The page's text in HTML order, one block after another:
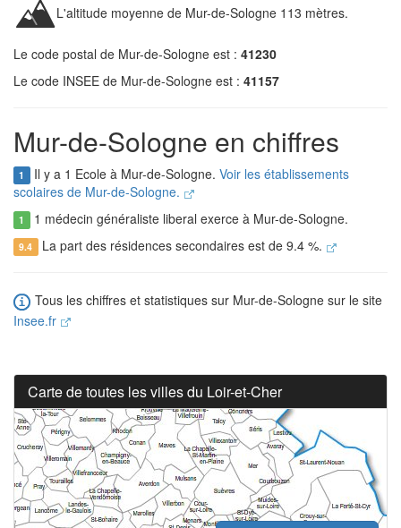
L'altitude moyenne de Mur-de-Sologne 113 mètres.
Le code postal de Mur-de-Sologne est : 41230
Le code INSEE de Mur-de-Sologne est : 41157
Mur-de-Sologne en chiffres
1 Il y a 1 Ecole à Mur-de-Sologne. Voir les établissements
scolaires de Mur-de-Sologne.
1 1 médecin généraliste liberal exerce à Mur-de-Sologne.
9.4 La part des résidences secondaires est de 9.4 %.
Tous les chiffres et statistiques sur Mur-de-Sologne sur le site
Insee.fr
Carte de toutes les villes du Loir-et-Cher